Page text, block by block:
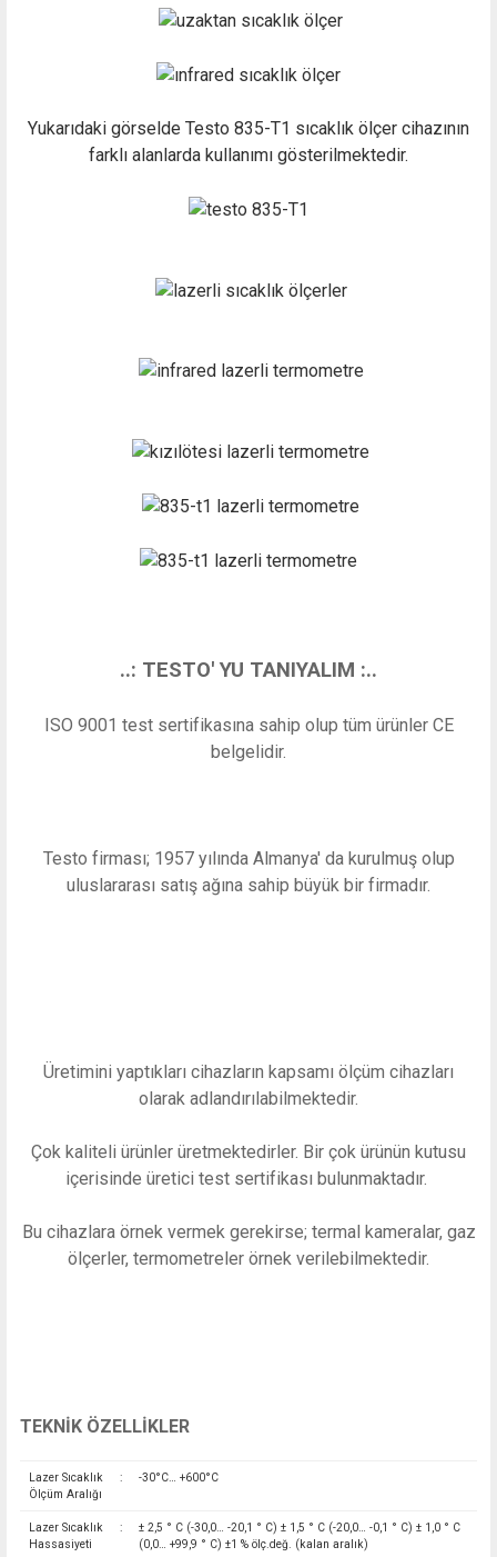
Yukarıdaki görselde Testo 835-T1 sıcaklık ölçer cihazının
farklı alanlarda kullanımı gösterilmektedir.
..: TESTO' YU TANIYALIM :..
ISO 9001 test sertifikasına sahip olup tüm ürünler CE
belgelidir.
Testo firması; 1957 yılında Almanya' da kurulmuş olup
uluslararası satış ağına sahip büyük bir firmadır.
Üretimini yaptıkları cihazların kapsamı ölçüm cihazları
olarak adlandırılabilmektedir.
Çok kaliteli ürünler üretmektedirler. Bir çok ürünün kutusu
içerisinde üretici test sertifikası bulunmaktadır.
Bu cihazlara örnek vermek gerekirse; termal kameralar, gaz
ölçerler, termometreler örnek verilebilmektedir.
TEKNİK ÖZELLİKLER
Lazer Sıcaklık
Ölçüm Aralığı
: -30°C… +600°C
Lazer Sıcaklık
Hassasiyeti
:
± 2,5 ° C (-30,0… -20,1 ° C) ± 1,5 ° C (-20,0… -0,1 ° C) ± 1,0 ° C
(0,0… +99,9 ° C) ±1 % ölç.değ. (kalan aralık)